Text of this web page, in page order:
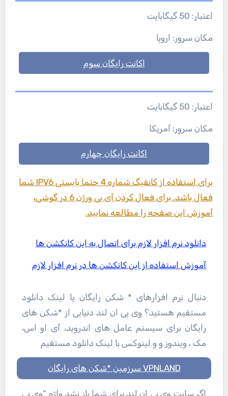
اعتبار: 50 گیگابایت
مکان سرور: اروپا
اکانت رایگان سوم
اعتبار: 50 گیگابایت
مکان سرور: آمریکا
اکانت رایگان چهارم
برای استفاده از کانفیگ شماره 4 حتما بایستی IPV6 شما
فعال باشد. برای فعال کردن آی پی ورژن 6 در گوشی،
آموزش این صفحه را مطالعه نمایید.
دانلود نرم افزار لازم برای اتصال به این کانکشن ها
آموزش استفاده از این کانکشن ها در نرم افزار لازم
دنبال نرم افزارهای * شکن رایگان یا لینک دانلود
مستقیم هستید؟ وی پی ان لند دنیایی از *شکن های
رایگان برای سیستم عامل های اندروید، آی او اس،
مک ، ویندوز و و لینوکس با لینک دانلود مستقیم
VPNLAND سرزمین *شکن های رایگان
اگر سایت وی پی ان لند برای شما باز نشد واژه “وی پی